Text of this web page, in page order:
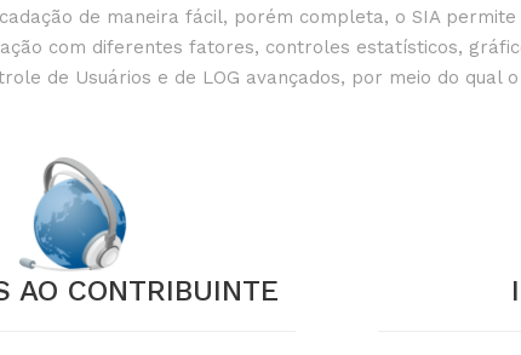
de maneira fácil, porém completa, o SIA
com diferentes fatores, controles estatísticos,
de Usuários e de LOG avançados, por meio do qual
AO CONTRIBUINTE